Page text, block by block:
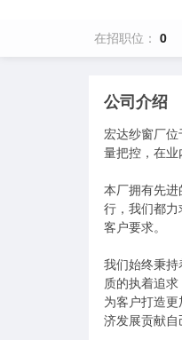
在招职位： 0
公司介绍
宏达纱窗厂
量把控，在业
本厂拥有先
行，我们都
客户要求。
我们始终秉
质的执着追
为客户打造
济发展贡献自